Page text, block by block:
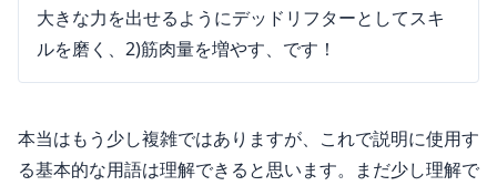
大きな力を出せるようにデッドリフターとしてスキ
ルを磨く、2)筋肉量を増やす、です！
本当はもう少し複雑ではありますが、これで説明に使用す
る基本的な用語は理解できると思います。まだ少し理解で